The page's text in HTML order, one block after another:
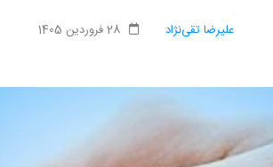
علیرضا تقی‌نژاد 28 فروردین 1405